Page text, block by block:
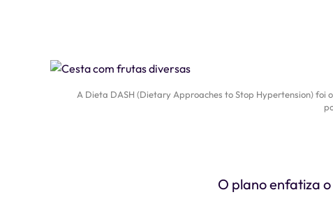
A Dieta DASH (Dietary Approaches to Stop Hypertension)
O plano enfatiza